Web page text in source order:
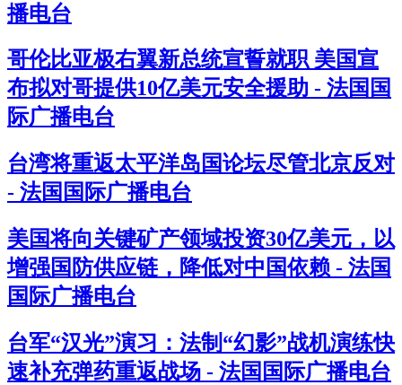
播电台
哥伦比亚极右翼新总统宣誓就职 美国宣
布拟对哥提供10亿美元安全援助 - 法国国
际广播电台
台湾将重返太平洋岛国论坛尽管北京反对
- 法国国际广播电台
美国将向关键矿产领域投资30亿美元，以
增强国防供应链，降低对中国依赖 - 法国
国际广播电台
台军“汉光”演习：法制“幻影”战机演练快
速补充弹药重返战场 - 法国国际广播电台